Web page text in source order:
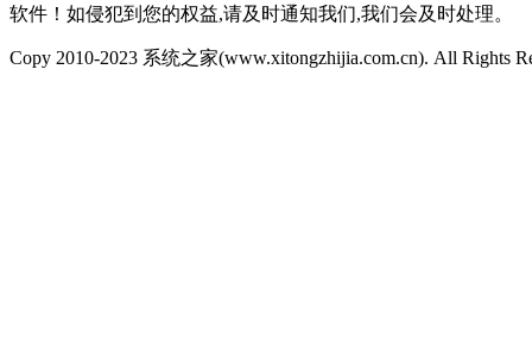
软件！如侵犯到您的权益,请及时通知我们,我们会及时处理。
Copy 2010-2023 系统之家(www.xitongzhijia.com.cn). All Rights